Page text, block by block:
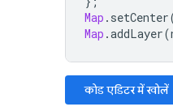
Map . setCenter
Map .addLayer(
कोड एडिटर में खोलें